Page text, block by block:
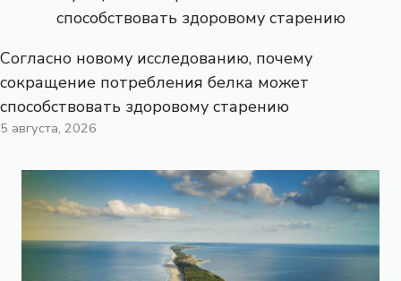
Согласно новому исследованию, почему
сокращение потребления белка может
способствовать здоровому старению
5 августа, 2026